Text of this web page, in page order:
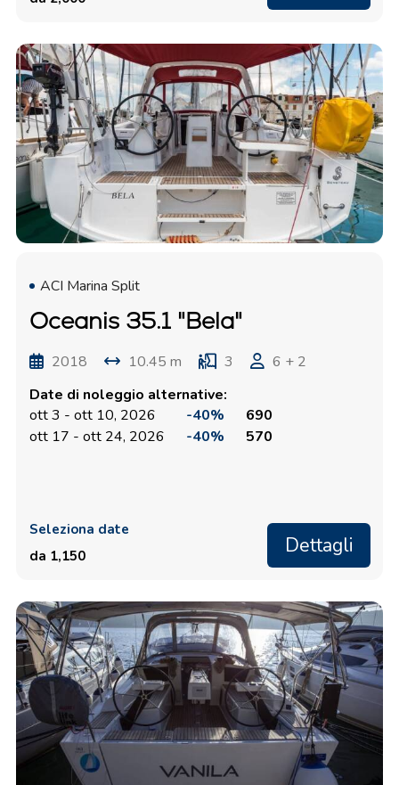
ACI Marina Split
Oceanis 35.1 "Bela"
2018 10.45 m 3
6 + 2
Date di noleggio alternative:
ott 3 - ott 10, 2026
-40%
690
ott 17 - ott 24, 2026
-40% 570
Seleziona date
da 1,150
Dettagli